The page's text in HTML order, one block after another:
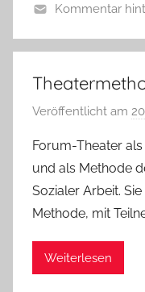
Kommentar
Veröffentlicht am
Forum-Theater
und als Methode
Sozialer Arbeit.
Methode, mit
Weiterlesen